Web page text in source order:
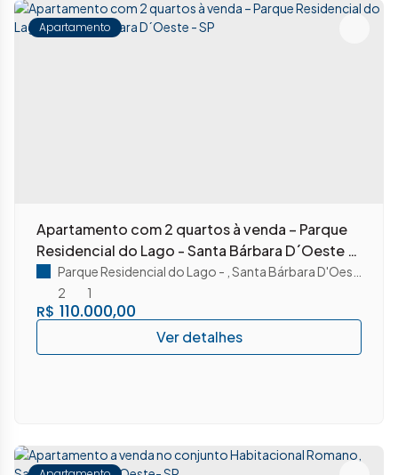
Apartamento
Apartamento com 2 quartos à venda – Parque
Residencial do Lago - Santa Bárbara D´Oeste -
R$ 110.000,00
Parque Residencial do Lago Santa Bárbara D'Oeste
2
1